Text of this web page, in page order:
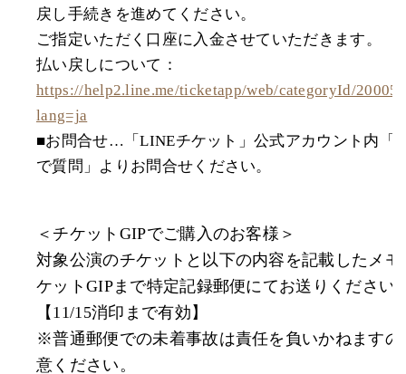
戻し手続きを進めてください。
ご指定いただく口座に入金させていただきます。
払い戻しについて：
https://help2.line.me/ticketapp/web/categoryId/
lang=ja
■お問合せ…「LINEチケット」公式アカウント内「
で質問」よりお問合せください。
＜チケットGIPでご購入のお客様＞
対象公演のチケットと以下の内容を記載したメモ
ケットGIPまで特定記録郵便にてお送りください
【11/15消印まで有効】
※普通郵便での未着事故は責任を負いかねますの
意ください。